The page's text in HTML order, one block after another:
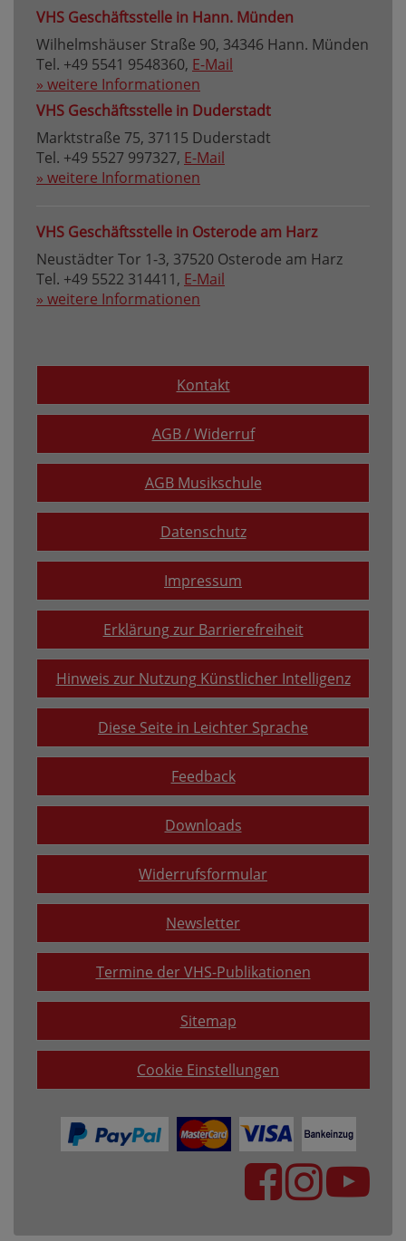
VHS Geschäftsstelle in Hann. Münden
Wilhelmshäuser Straße 90, 34346 Hann. Münden
Tel. +49 5541 9548360, E-Mail
» weitere Informationen
VHS Geschäftsstelle in Duderstadt
Marktstraße 75, 37115 Duderstadt
Tel. +49 5527 997327, E-Mail
» weitere Informationen
VHS Geschäftsstelle in Osterode am Harz
Neustädter Tor 1-3, 37520 Osterode am Harz
Tel. +49 5522 314411, E-Mail
» weitere Informationen
Kontakt
AGB / Widerruf
AGB Musikschule
Datenschutz
Impressum
Erklärung zur Barrierefreiheit
Hinweis zur Nutzung Künstlicher Intelligenz
Diese Seite in Leichter Sprache
Feedback
Downloads
Widerrufsformular
Newsletter
Termine der VHS-Publikationen
Sitemap
Cookie Einstellungen